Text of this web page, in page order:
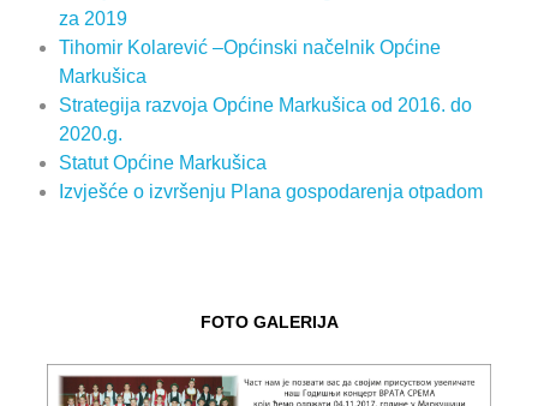
za 2019
Tihomir Kolarević –Općinski načelnik Općine
Markušica
Strategija razvoja Općine Markušica od 2016. do
2020.g.
Statut Općine Markušica
Izvješće o izvršenju Plana gospodarenja otpadom
FOTO GALERIJA